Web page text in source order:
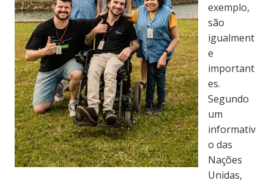
exemplo,
são
igualment
e
important
es.
Segundo
um
informativ
o das
Nações
Unidas,